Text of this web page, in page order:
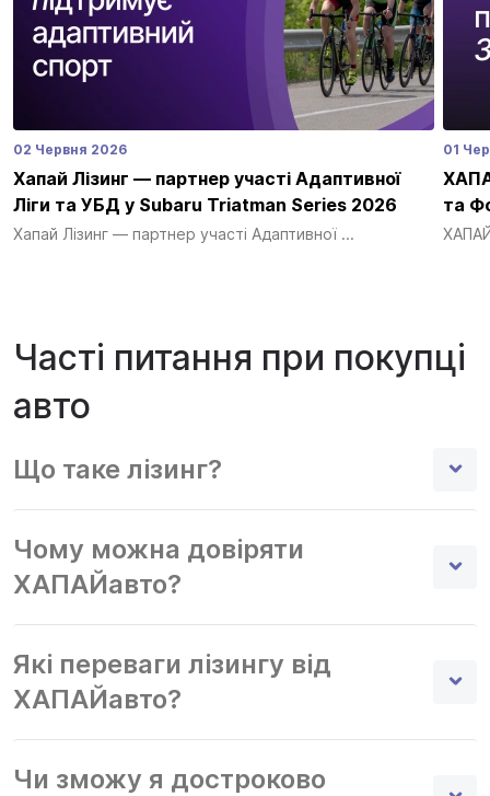
02 Червня 2026
Хапай Лізинг — партнер участі Адаптивної
Ліги та УБД у Subaru Triatman Series 2026
Хапай Лізинг — партнер участі Адаптивної ...
01
та
Часті питання при покупці
авто
Що таке лізинг?
Чому можна довіряти
ХАПАЙавто?
Які переваги лізингу від
ХАПАЙавто?
Чи зможу я достроково